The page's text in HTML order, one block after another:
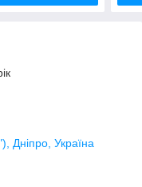
Дніпро, Україна